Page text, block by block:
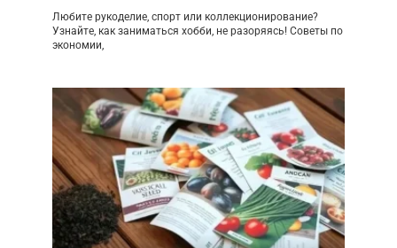
Любите рукоделие, спорт или коллекционирование?
Узнайте, как заниматься хобби, не разоряясь! Советы по
экономии,